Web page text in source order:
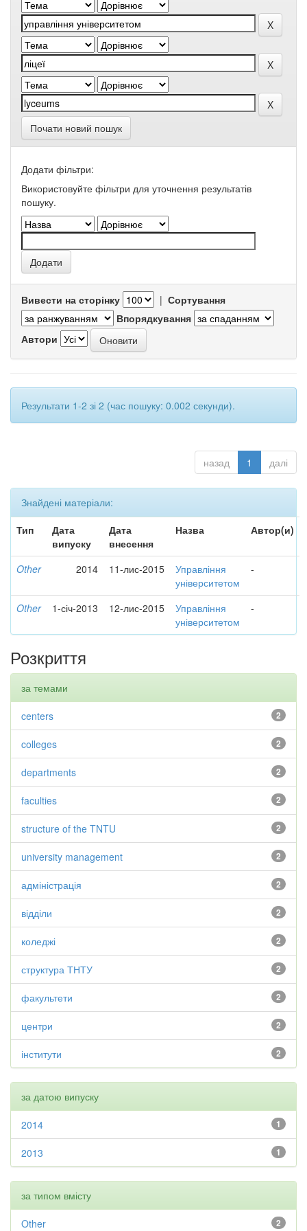
Почати новий пошук
Додати фільтри:
Використовуйте фільтри для уточнення результатів
пошуку.
Вивести на сторінку | Сортування
Впорядкування
Автори
Результати 1-2 зі 2 (час пошуку: 0.002 секунди).
назад 1 далі
Знайдені матеріали:
Тип
Дата
випуску
Дата
внесення
Назва Автор(и)
Other 2014 11-лис-2015
Управління
університетом
-
Other 1-січ-2013 12-лис-2015
Управління
університетом
-
Розкриття
за темами
2
centers
2
colleges
2
departments
2
faculties
2
structure of the TNTU
2
university management
2
адміністрація
2
відділи
2
коледжі
2
структура ТНТУ
2
факультети
2
центри
2
інститути
за датою випуску
1
2014
1
2013
за типом вмісту
2
Other